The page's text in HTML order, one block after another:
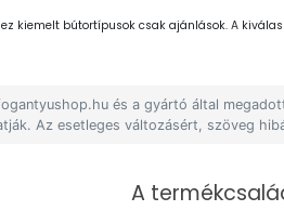
kiemelt bútortípusok csak ajánlások. A
és a gyártó által
Az esetleges változásért, szöveg
A